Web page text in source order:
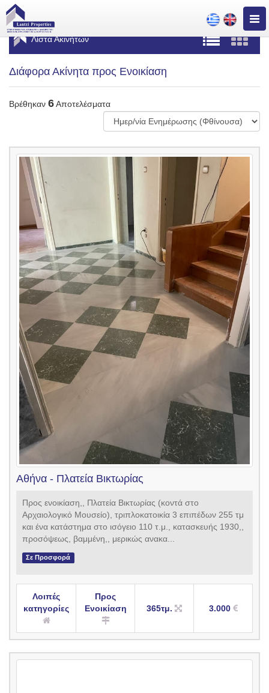
Λίστα Ακινήτων
Διάφορα Ακίνητα προς Ενοικίαση
Βρέθηκαν 6Αποτελέσματα
Αθήνα - Πλατεία Βικτωρίας
Προς ενοικίαση,, Πλατεία Βικτωρίας (κοντά στο
Αρχαιολογικό Μουσείο), τριπλοκατοικία 3 επιπέδων 255 τμ
και ένα κατάστημα στο ισόγειο 110 τ.μ., κατασκευής 1930,,
προσόψεως, βαμμένη,, μερικώς ανακα...
Σε Προσφορά
Λοιπές
κατηγορίες
Προς
Ενοικίαση
365τμ. 3.000